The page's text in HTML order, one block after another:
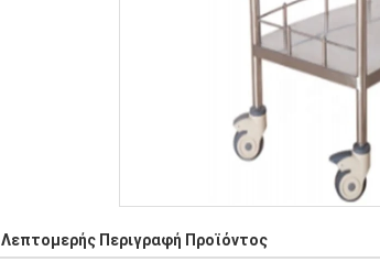
Λεπτομερής Περιγραφή Προϊόντος